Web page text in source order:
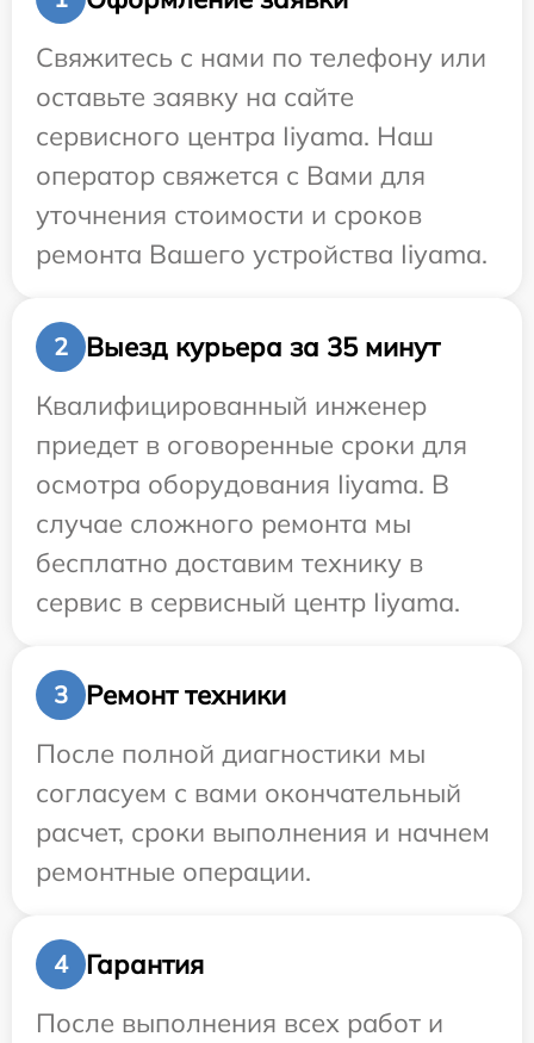
Свяжитесь с нами по телефону или
оставьте заявку на сайте
сервисного центра Iiyama. Наш
оператор свяжется с Вами для
уточнения стоимости и сроков
ремонта Вашего устройства Iiyama.
2
Выезд курьера за 35 минут
Квалифицированный инженер
приедет в оговоренные сроки для
осмотра оборудования Iiyama. В
случае сложного ремонта мы
бесплатно доставим технику в
сервис в сервисный центр Iiyama.
3
Ремонт техники
После полной диагностики мы
согласуем с вами окончательный
расчет, сроки выполнения и начнем
ремонтные операции.
4
Гарантия
После выполнения всех работ и